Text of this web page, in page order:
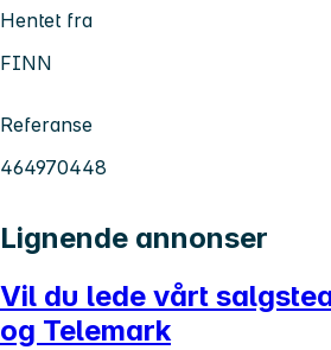
Hentet fra
FINN
Referanse
464970448
Lignende annonser
Vil du lede vårt
og Telemark